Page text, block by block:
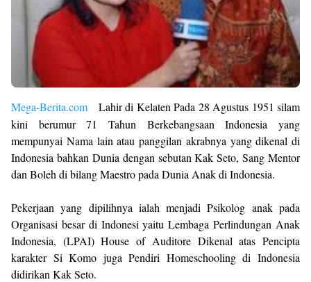
Mega-Berita.com Lahir di Kelaten Pada 28 Agustus 1951 silam
kini berumur 71 Tahun Berkebangsaan Indonesia yang
mempunyai Nama lain atau panggilan akrabnya yang dikenal di
Indonesia bahkan Dunia dengan sebutan Kak Seto, Sang Mentor
dan Boleh di bilang Maestro pada Dunia Anak di Indonesia.
Pekerjaan yang dipilihnya ialah menjadi Psikolog anak pada
Organisasi besar di Indonesi yaitu Lembaga Perlindungan Anak
Indonesia, (LPAI) House of Auditore Dikenal atas Pencipta
karakter Si Komo juga Pendiri Homeschooling di Indonesia
didirikan Kak Seto.